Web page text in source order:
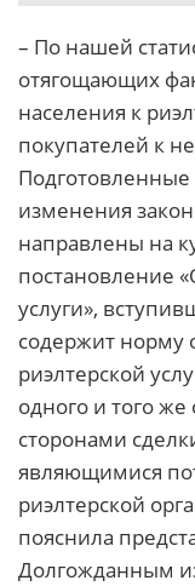
– По нашей
отягощающих
населения к
покупателей к
изменения
направлены на
постановление
услуги»,
содержит норму
риэлтерской
одного и того
сторонами
являющимися
риэлтерской
пояснила
Долгожданным